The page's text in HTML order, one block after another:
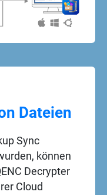
Dateien
Sync
können
Decrypter
Cloud